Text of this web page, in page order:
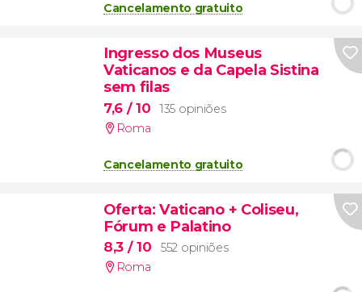
Cancelamento gratuito
Ingresso dos Museus
Vaticanos e da Capela Sistina
sem filas
7,6 / 10
135 opiniões
Roma
Cancelamento gratuito
Oferta: Vaticano + Coliseu,
Fórum e Palatino
8,3 / 10
552 opiniões
Roma